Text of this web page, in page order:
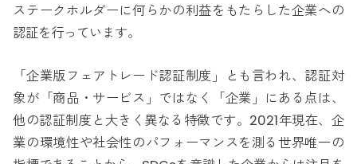
ステークホルダーに何らかの利益をもたらした企業への
認証を行っています。
「企業版フェアトレード認証制度」とも言われ、認証対
象が「商品・サービス」ではなく「企業」にある点は、
他の認証制度と大きく異なる特徴です。2021年現在、企
業の環境性や社会性のパフォーマンスを測る世界唯一の